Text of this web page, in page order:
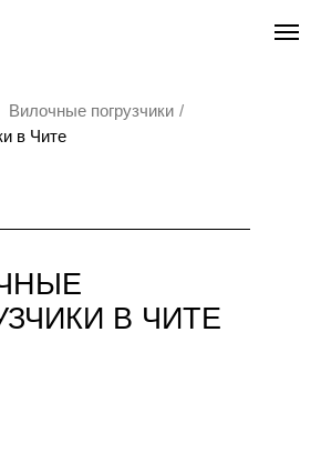
Вилочные погрузчики /
в Чите
В ЧИТЕ